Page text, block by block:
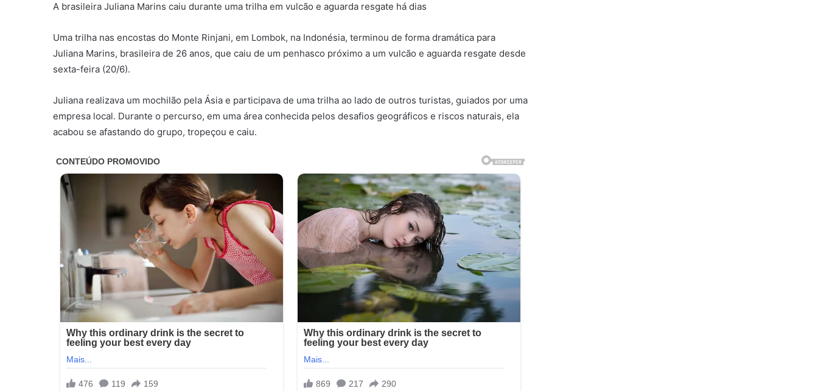
A brasileira Juliana Marins caiu durante uma trilha em vulcão e aguarda resgate há dias
Uma trilha nas encostas do Monte Rinjani, em Lombok, na Indonésia, terminou de forma dramática para
Juliana Marins, brasileira de 26 anos, que caiu de um penhasco próximo a um vulcão e aguarda resgate desde
sexta-feira (20/6).
Juliana realizava um mochilão pela Ásia e participava de uma trilha ao lado de outros turistas, guiados por uma
empresa local. Durante o percurso, em uma área conhecida pelos desafios geográficos e riscos naturais, ela
acabou se afastando do grupo, tropeçou e caiu.